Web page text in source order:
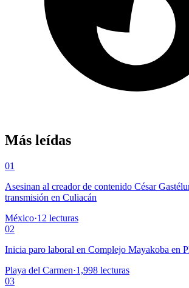
Más leídas
01
Asesinan al creador de contenido César
transmisión en Culiacán
México·12 lecturas
02
Inicia paro laboral en Complejo Mayakoba en
Playa del Carmen·1,998 lecturas
03